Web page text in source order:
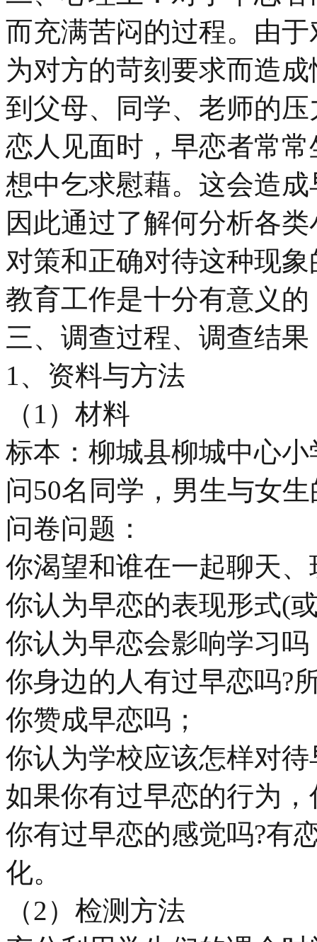
而充满苦闷的过程。由
为对方的苛刻要求而造
到父母、同学、老师的
恋人见面时，早恋者常
想中乞求慰藉。这会造
因此通过了解何分析各
对策和正确对待这种现
教育工作是十分有意义的
三、调查过程、调查结果
1、资料与方法
（1）材料
标本：柳城县柳城中心
问50名同学，男生与女
问卷问题：
你渴望和谁在一起聊天、
你认为早恋的表现形式(
你认为早恋会影响学习吗
你身边的人有过早恋吗?
你赞成早恋吗；
你认为学校应该怎样对
如果你有过早恋的行为
你有过早恋的感觉吗?有
化。
（2）检测方法